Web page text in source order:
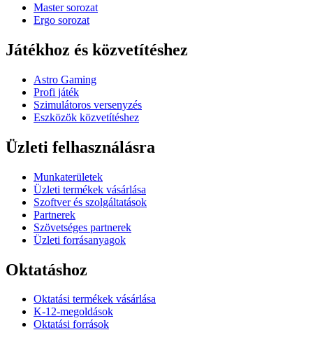
Master sorozat
Ergo sorozat
Játékhoz és közvetítéshez
Astro Gaming
Profi játék
Szimulátoros versenyzés
Eszközök közvetítéshez
Üzleti felhasználásra
Munkaterületek
Üzleti termékek vásárlása
Szoftver és szolgáltatások
Partnerek
Szövetséges partnerek
Üzleti forrásanyagok
Oktatáshoz
Oktatási termékek vásárlása
K-12-megoldások
Oktatási források